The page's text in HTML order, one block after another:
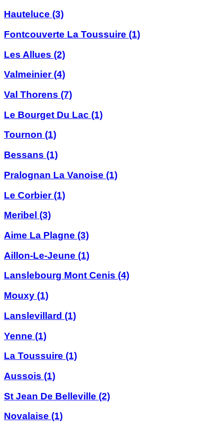
Hauteluce (3)
Fontcouverte La Toussuire (1)
Les Allues (2)
Valmeinier(4)
Val Thorens (7)
Le Bourget Du Lac (1)
Tournon (1)
Bessans (1)
Pralognan La Vanoise (1)
Le Corbier(1)
Meribel (3)
Aime La Plagne (3)
Aillon-Le-Jeune (1)
Lanslebourg Mont Cenis (4)
Mouxy (1)
Lanslevillard (1)
Yenne (1)
La Toussuire (1)
Aussois (1)
St Jean De Belleville (2)
Novalaise (1)